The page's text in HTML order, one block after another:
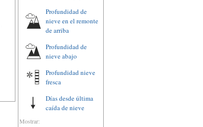
Profundidad de
nieve en el remonte
de arriba
Profundidad de
nieve abajo
Profundidad nieve
fresca
Días desde última
caída de nieve
Mostrar: